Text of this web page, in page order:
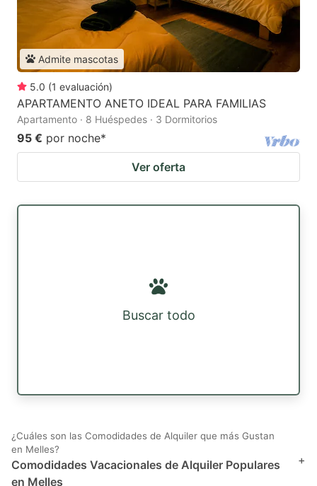
Admite mascotas
5.0 (1 evaluación)
APARTAMENTO ANETO IDEAL PARA FAMILIAS
Apartamento · 8 Huéspedes · 3 Dormitorios
95 € por noche*
Ver oferta
Buscar todo
¿Cuáles son las Comodidades de Alquiler que más Gustan
en Melles?
Comodidades Vacacionales de Alquiler Populares
en Melles
+